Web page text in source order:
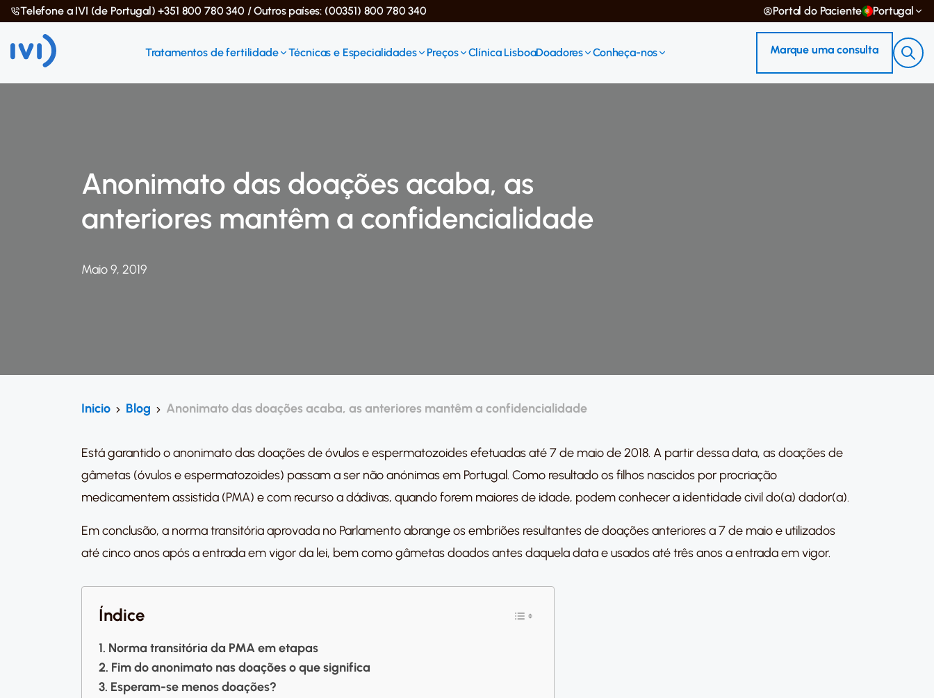
Telefone a IVI (de Portugal) +351 800 780 340 / Outros países: (00351) 800 780 340 Portal do Paciente Portugal
Tratamentos de fertilidade Técnicas e Especialidades Preços Clínica LisboaDoadores Conheça-nos Marque uma consulta
Anonimato das doações acaba, as
anteriores mantêm a confidencialidade
Maio 9, 2019
Inicio Blog Anonimato das doações acaba, as anteriores mantêm a confidencialidade
Está garantido o anonimato das doações de óvulos e espermatozoides efetuadas até 7 de maio de 2018. A partir dessa data, as doações de
gâmetas (óvulos e espermatozoides) passam a ser não anónimas em Portugal. Como resultado os filhos nascidos por procriação
medicamentem assistida (PMA) e com recurso a dádivas, quando forem maiores de idade, podem conhecer a identidade civil do(a) dador(a).
Em conclusão, a norma transitória aprovada no Parlamento abrange os embriões resultantes de doações anteriores a 7 de maio e utilizados
até cinco anos após a entrada em vigor da lei, bem como gâmetas doados antes daquela data e usados até três anos a entrada em vigor.
Índice
Norma transitória da PMA em etapas
Fim do anonimato nas doações o que significa
Esperam-se menos doações?